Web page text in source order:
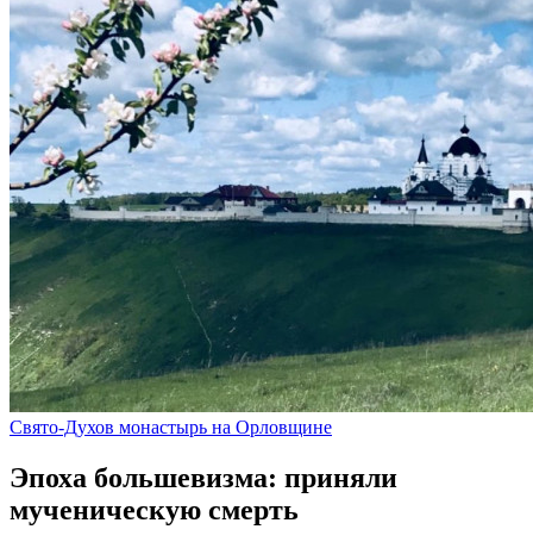
Свято-Духов монастырь на Орловщине
Эпоха большевизма: приняли
мученическую смерть